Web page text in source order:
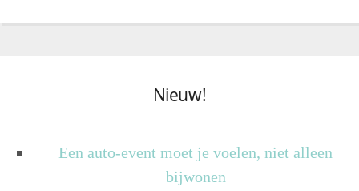
Nieuw!
Een auto-event moet je voelen, niet alleen
bijwonen